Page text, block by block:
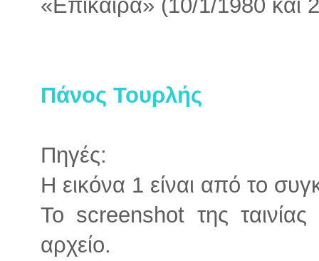
«Επίκαιρα» (10/1/1980 και
Πάνος Τουρλής
Πηγές:
Η εικόνα 1 είναι από το
Το screenshot της
αρχείο.